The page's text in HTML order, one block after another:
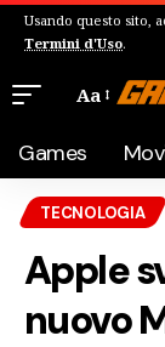
Usando questo sito,
Termini d'Uso.
Aa
Games
TECNOLOGIA
Apple
nuovo